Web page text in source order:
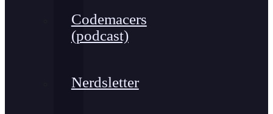
Codemacers
(podcast)
Nerdsletter